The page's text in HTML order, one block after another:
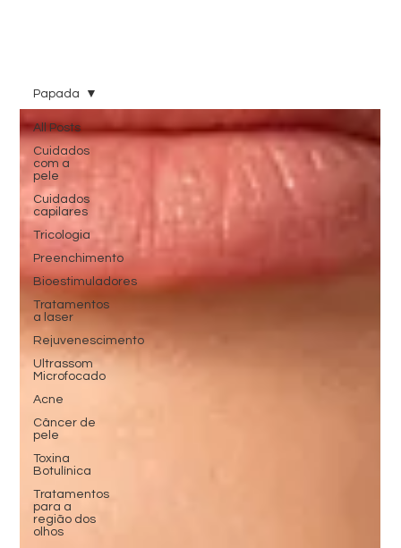
All Posts
Cuidados
com a
pele
Cuidados
capilares
Tricologia
Preenchimento
Bioestimuladores
Tratamentos
a laser
Rejuvenescimento
Ultrassom
Microfocado
Acne
Câncer de
pele
Toxina
Botulínica
Tratamentos
para a
região dos
olhos
Papada